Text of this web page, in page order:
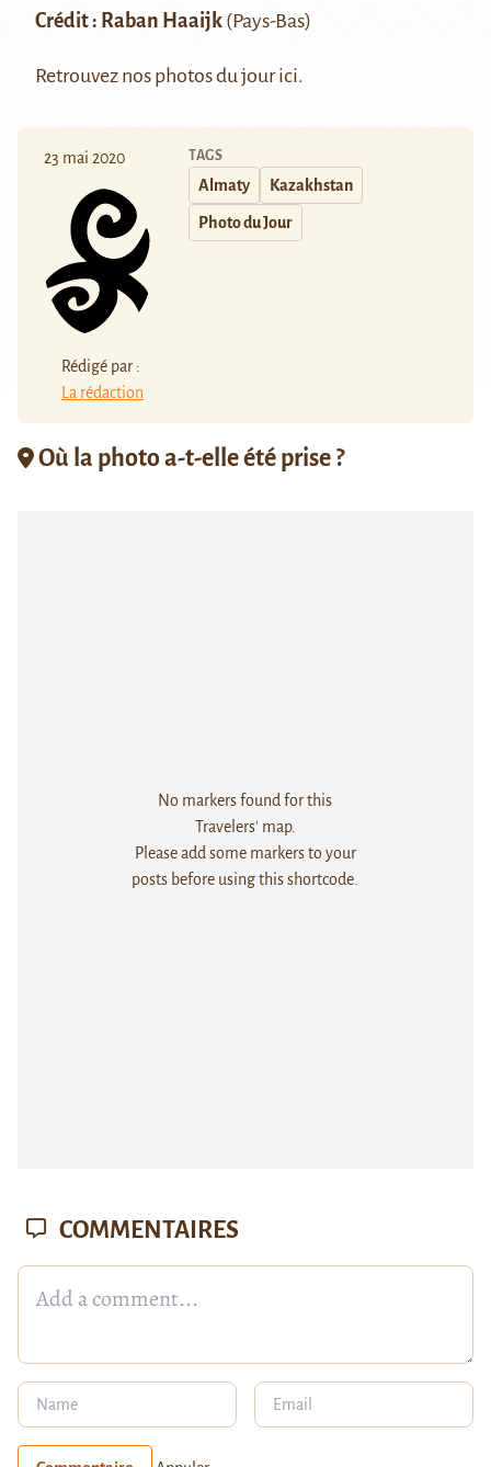
Crédit : Raban Haaijk (Pays-Bas)
Retrouvez nos photos du jourici.
23 mai 2020
Rédigé par :
La rédaction
TAGS
Almaty Kazakhstan
Photo du Jour
Où la photo a-t-elle été prise ?
No markers found for this
Travelers' map.
Please add some markers to your
posts before using this shortcode.
COMMENTAIRES